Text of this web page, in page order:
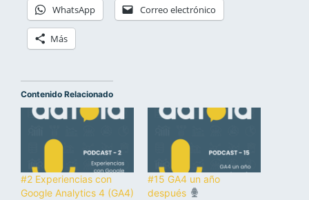
WhatsApp Correo electrónico
Más
Contenido Relacionado
#2 Experiencias con
Google Analytics 4 (GA4)
#15 GA4 un año
después